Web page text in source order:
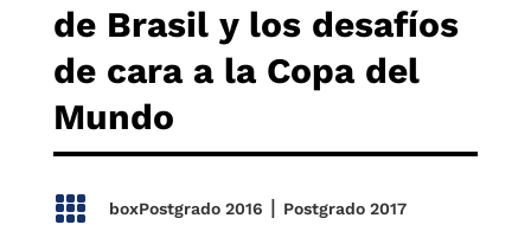
de Brasil y los desafíos
de cara a la Copa del
Mundo
 boxPostgrado 2016 | Postgrado 2017